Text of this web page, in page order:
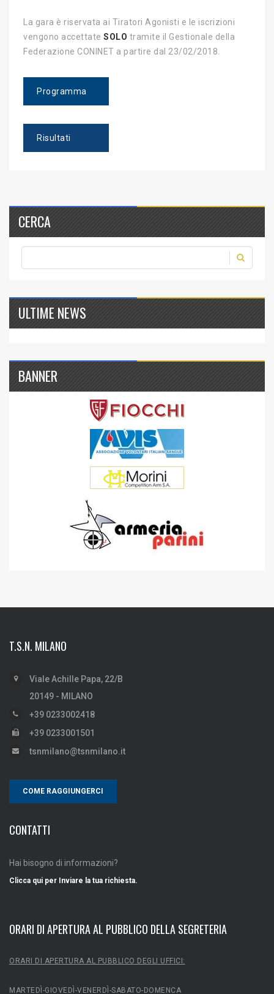
La gara è riservata ai Tiratori Agonisti e le iscrizioni
vengono accettate SOLO tramite il Gestionale della
Federazione CONINET a partire dal 23/02/2018.
Programma
Risultati
CERCA
ULTIME NEWS
BANNER
T.S.N. MILANO
Viale Achille Papa, 22/B
20149 - MILANO
+39 0233002418
+39 0233001501
tsnmilano@tsnmilano.it
COME RAGGIUNGERCI
CONTATTI
Hai bisogno di informazioni?
Clicca qui per Inviare la tua richiesta.
ORARI DI APERTURA AL PUBBLICO DELLA SEGRETERIA
ORARI DI APERTURA AL PUBBLICO DEGLI UFFICI:
MARTEDÌ-GIOVEDÌ-VENERDÌ-SABATO-DOMENCA